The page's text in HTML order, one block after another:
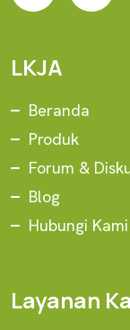
LKJA
Beranda
Produk
Forum &
Blog
Hubungi Kami
Layanan